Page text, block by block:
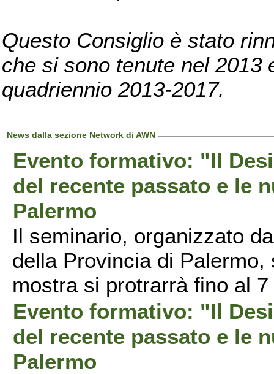
Questo Consiglio è stato
che si sono tenute nel 2013
quadriennio 2013-2017.
News dalla sezione Network di AWN
Evento formativo: "Il
del recente passato e le
Palermo
Il seminario, organizzato
della Provincia di
mostra si protrarrà fino al
Evento formativo: "Il
del recente passato e le
Palermo